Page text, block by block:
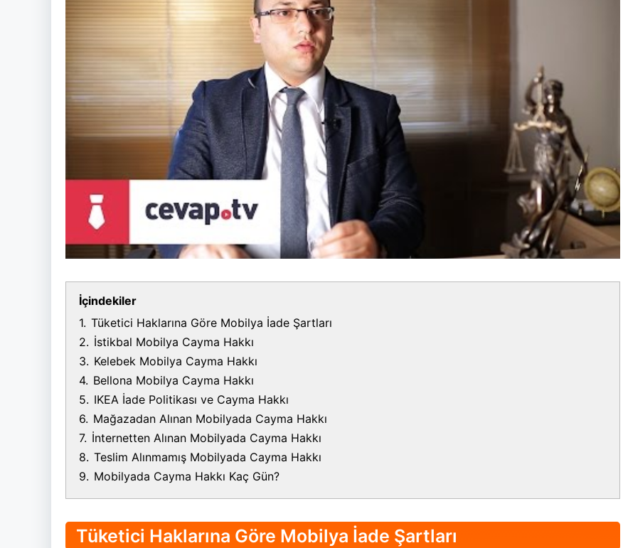
İçindekiler
1. Tüketici Haklarına Göre Mobilya İade Şartları
2. İstikbal Mobilya Cayma Hakkı
3. Kelebek Mobilya Cayma Hakkı
4. Bellona Mobilya Cayma Hakkı
5. IKEA İade Politikası ve Cayma Hakkı
6. Mağazadan Alınan Mobilyada Cayma Hakkı
7. İnternetten Alınan Mobilyada Cayma Hakkı
8. Teslim Alınmamış Mobilyada Cayma Hakkı
9. Mobilyada Cayma Hakkı Kaç Gün?
Tüketici Haklarına Göre Mobilya İade Şartları